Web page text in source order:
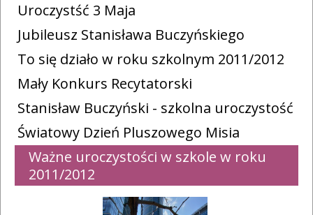
Uroczystść 3 Maja
Jubileusz Stanisława Buczyńskiego
To się działo w roku szkolnym 2011/2012
Mały Konkurs Recytatorski
Stanisław Buczyński - szkolna uroczystość
Światowy Dzień Pluszowego Misia
Ważne uroczystości w szkole w roku
2011/2012